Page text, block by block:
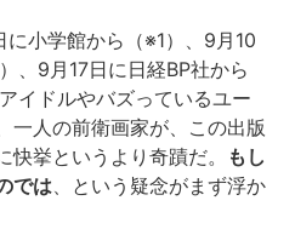
小学館から（※1）、9月10
、9月17日に日経BP社から
イドルやバズっているユー
一人の前衛画家が、この出版
挙というより奇蹟だ。
もし
では、という疑念がまず浮か